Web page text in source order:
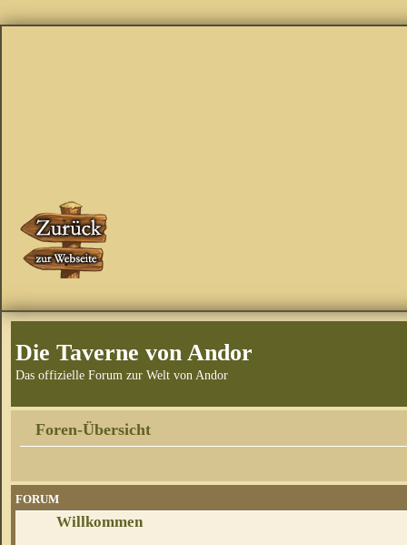
Die Taverne von Andor
Das offizielle Forum zur Welt von Andor
Foren-Übersicht
FORUM
Willkommen